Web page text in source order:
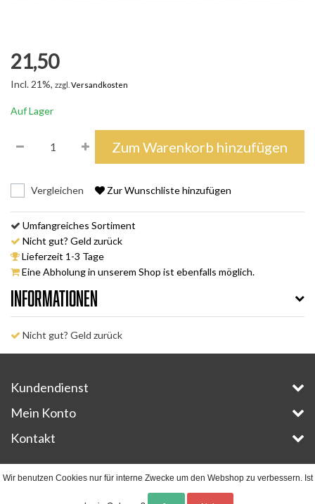
21,50
Incl. 21%, zzgl. Versandkosten
Auf Lager
Zum Warenkorb hinzufügen
Vergleichen Zur Wunschliste hinzufügen
Umfangreiches Sortiment
Nicht gut? Geld zurück
Lieferzeit 1-3 Tage
Eine Abholung in unserem Shop ist ebenfalls möglich.
Informationen
Nicht gut? Geld zurück
Kundendienst
Mein Konto
Kontakt
Wir benutzen Cookies nur für interne Zwecke um den Webshop zu verbessern. Ist